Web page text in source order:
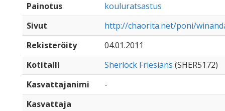
Painotus
kouluratsastus
Sivut
http://chaorita.net/poni/
Rekisteröity
04.01.2011
Kotitalli
Sherlock Friesians (SHER5172)
Kasvattajanimi
-
Kasvattaja